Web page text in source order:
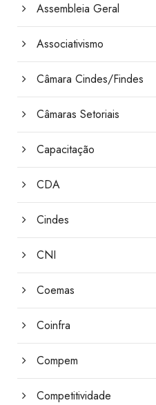
Assembleia Geral
Associativismo
Câmara Cindes/Findes
Câmaras Setoriais
Capacitação
CDA
Cindes
CNI
Coemas
Coinfra
Compem
Competitividade